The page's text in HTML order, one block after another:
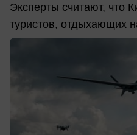
Эксперты считают, что
туристов, отдыхающих